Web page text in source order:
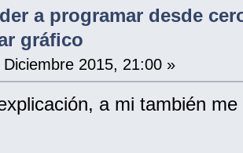
a programar desde
gráfico
Diciembre 2015, 21:00 »
a mi también